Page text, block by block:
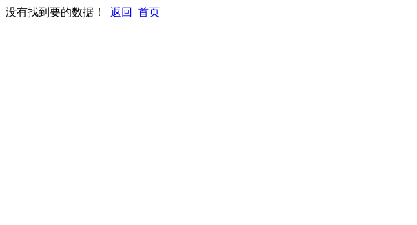
没有找到要的数据！ 返回 首页